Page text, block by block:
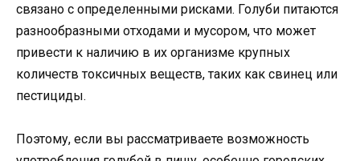
связано с определенными рисками. Голуби питаются
разнообразными отходами и мусором, что может
привести к наличию в их организме крупных
количеств токсичных веществ, таких как свинец или
пестициды.
Поэтому, если вы рассматриваете возможность